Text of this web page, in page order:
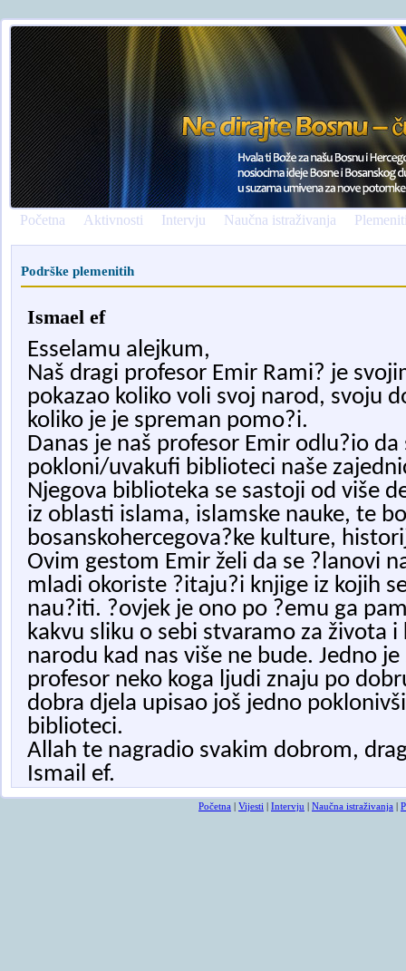
Početna Aktivnosti Intervju Naučna istraživanja
Podrške plemenitih
Ismael ef
Esselamu alejkum,
Naš dragi profesor Emir Rami? je
pokazao koliko voli svoj narod, svoju
koliko je je spreman pomo?i.
Danas je naš profesor Emir odlu?io
pokloni/uvakufi biblioteci naše
Njegova biblioteka se sastoji od više
iz oblasti islama, islamske nauke, te
bosanskohercegova?ke kulture,
Ovim gestom Emir želi da se ?lanovi
mladi okoriste ?itaju?i knjige iz kojih
nau?iti. ?ovjek je ono po ?emu ga
kakvu sliku o sebi stvaramo za života
narodu kad nas više ne bude. Jedno
profesor neko koga ljudi znaju po
dobra djela upisao još jedno
biblioteci.
Allah te nagradio svakim dobrom,
Ismail ef.
Početna | Vijesti | Intervju | Naučna istraživanja |